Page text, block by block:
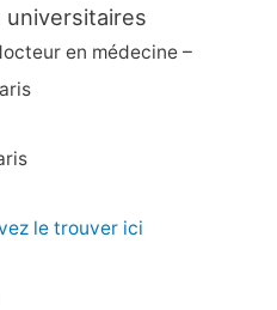
universitaires
en médecine –
le trouver ici